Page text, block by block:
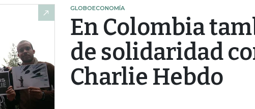
GLOBOECONOMÍA
En Colombia
de solidaridad
Charlie Hebdo